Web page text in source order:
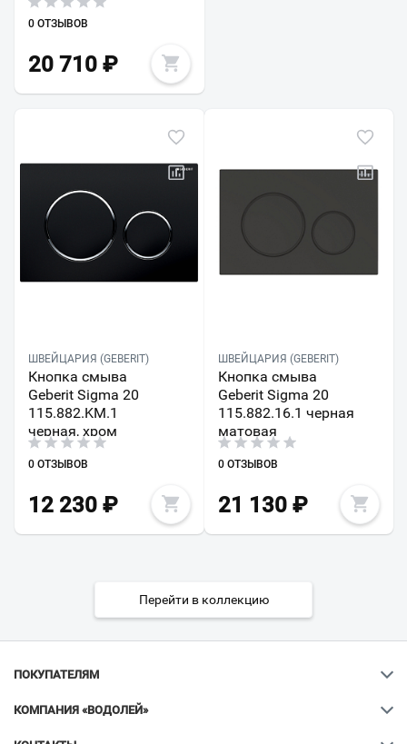
0 ОТЗЫВОВ
20 710 ₽
ШВЕЙЦАРИЯ (GEBERIT)
Кнопка смыва
Geberit Sigma 20
115.882.KM.1
черная, хром
0 ОТЗЫВОВ
12 230 ₽
ШВЕЙЦАРИЯ (GEBERIT)
Кнопка смыва
Geberit Sigma 20
115.882.16.1 черная
матовая
0 ОТЗЫВОВ
21 130₽
Перейти в коллекцию
ПОКУПАТЕЛЯМ
КОМПАНИЯ «ВОДОЛЕЙ»